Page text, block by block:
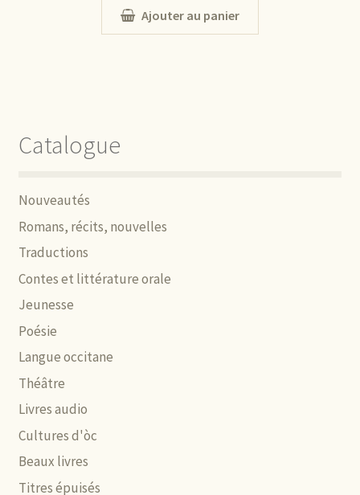
Ajouter au panier
Catalogue
Nouveautés
Romans, récits, nouvelles
Traductions
Contes et littérature orale
Jeunesse
Poésie
Langue occitane
Théâtre
Livres audio
Cultures d'òc
Beaux livres
Titres épuisés